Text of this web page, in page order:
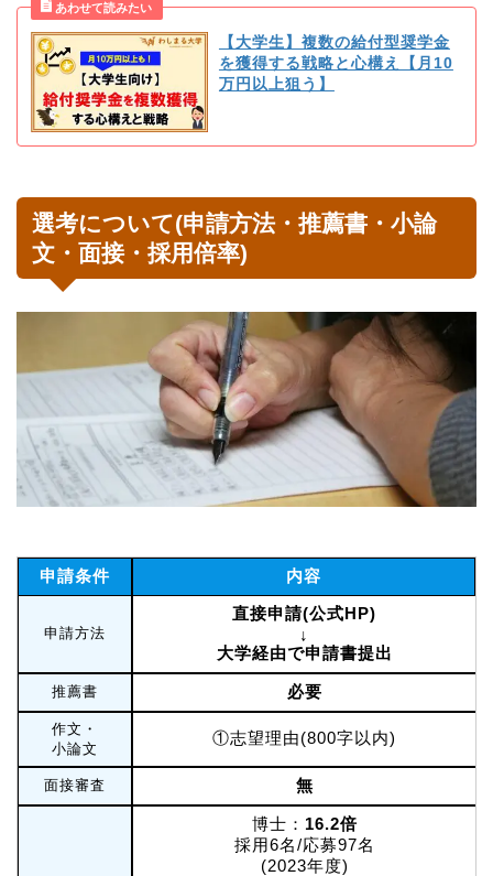
【大学生】複数の給付型奨学金
を獲得する戦略と心構え【月10
万円以上狙う】
選考について(申請方法・推薦書・小論
文・面接・採用倍率)
申請条件 内容
申請方法
直接申請(公式HP)
↓
大学経由で申請書提出
推薦書 必要
作文・
小論文
①志望理由(800字以内)
面接審査 無
博士： 16.2倍
採用6名/応募97名
(2023年度)